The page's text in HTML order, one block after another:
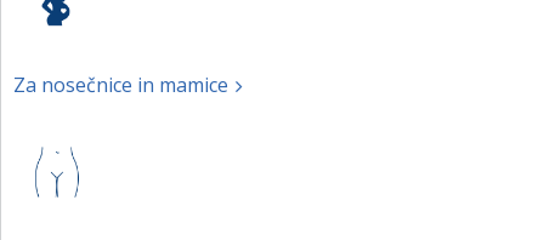
Za nosečnice in mamice